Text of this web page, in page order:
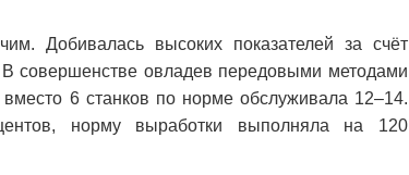
Добивалась высоких показателей за счёт
совершенстве овладев передовыми методами
6 станков по норме обслуживала 12–14.
норму выработки выполняла на 120